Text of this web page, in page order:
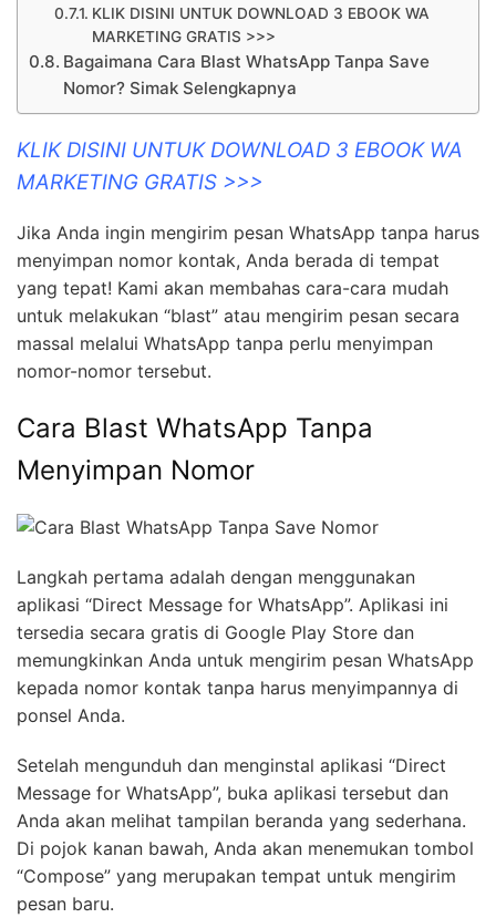
KLIK DISINI UNTUK DOWNLOAD 3 EBOOK WA
MARKETING GRATIS >>>
Bagaimana Cara Blast WhatsApp Tanpa Save
Nomor? Simak Selengkapnya
KLIK DISINI UNTUK DOWNLOAD 3 EBOOK WA
MARKETING GRATIS >>>
Jika Anda ingin mengirim pesan WhatsApp tanpa harus
menyimpan nomor kontak, Anda berada di tempat
yang tepat! Kami akan membahas cara-cara mudah
untuk melakukan “blast” atau mengirim pesan secara
massal melalui WhatsApp tanpa perlu menyimpan
nomor-nomor tersebut.
Cara Blast WhatsApp Tanpa
Menyimpan Nomor
Langkah pertama adalah dengan menggunakan
aplikasi “Direct Message for WhatsApp”. Aplikasi ini
tersedia secara gratis di Google Play Store dan
memungkinkan Anda untuk mengirim pesan WhatsApp
kepada nomor kontak tanpa harus menyimpannya di
ponsel Anda.
Setelah mengunduh dan menginstal aplikasi “Direct
Message for WhatsApp”, buka aplikasi tersebut dan
Anda akan melihat tampilan beranda yang sederhana.
Di pojok kanan bawah, Anda akan menemukan tombol
“Compose” yang merupakan tempat untuk mengirim
pesan baru.